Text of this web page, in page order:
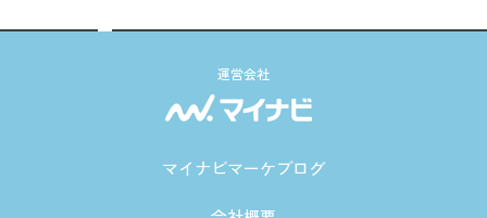
運営会社
マイナビマーケブログ